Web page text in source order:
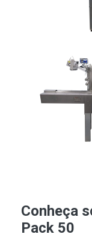
Conheça
Pack 50